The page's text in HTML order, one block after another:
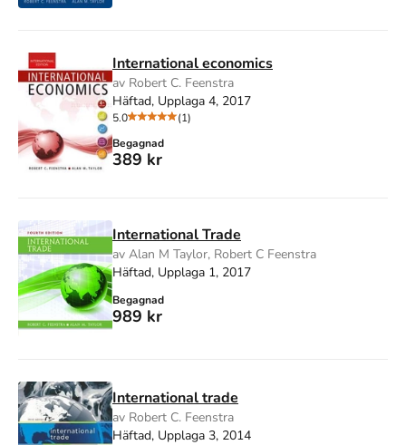
International economics
av Robert C. Feenstra
Häftad, Upplaga 4, 2017
5.0
(1)
Begagnad
389 kr
International Trade
av Alan M Taylor, Robert C Feenstra
Häftad, Upplaga 1, 2017
Begagnad
989 kr
International trade
av Robert C. Feenstra
Häftad, Upplaga 3, 2014